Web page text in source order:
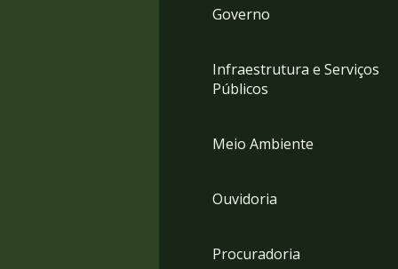
Governo
Infraestrutura e Serviços
Públicos
Meio Ambiente
Ouvidoria
Procuradoria